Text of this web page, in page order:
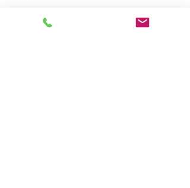
🌟 人生をより幸せに生きるための洞察